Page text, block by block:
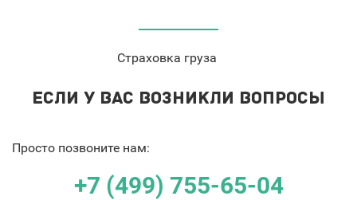
Страховка груза
ЕСЛИ У ВАС ВОЗНИКЛИ ВОПРОСЫ
Просто позвоните нам:
+7 (499) 755-65-04